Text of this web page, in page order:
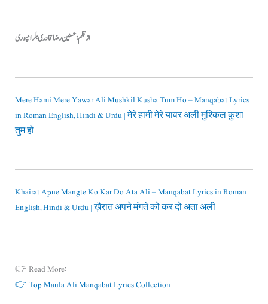
ازقلم: حسنین رضا قادری بلرامپوری
Mere Hami Mere Yawar Ali Mushkil Kusha Tum Ho – Manqabat Lyrics
in Roman English, Hindi & Urdu | मेरे हामी मेरे यावर अली मुश्किल कुशा
तुम हो
Khairat Apne Mangte Ko Kar Do Ata Ali – Manqabat Lyrics in Roman
English, Hindi & Urdu | ख़ैरात अपने मंगते को कर दो अता अली
👉 Read More:
👉 Top Maula Ali Manqabat Lyrics Collection